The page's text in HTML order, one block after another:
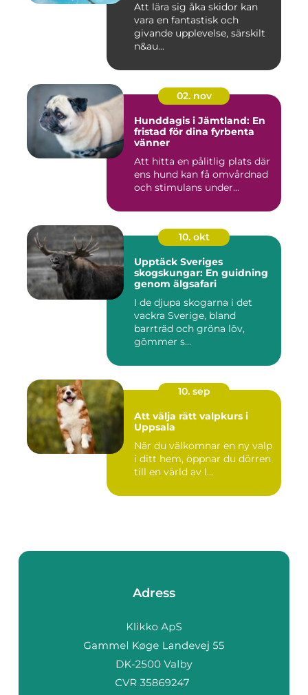
Att lära sig åka skidor kan
vara en fantastisk och
givande upplevelse, särskilt
n&au...
02. nov
Hunddagis i Jämtland: En
fristad för dina fyrbenta
vänner
Att hitta en pålitlig plats där
ens hund kan få omvårdnad
och stimulans under...
10. okt
Upptäck Sveriges
skogskungar: En guidning
genom älgsafari
I de djupa skogarna i det
vackra Sverige, bland
barrträd och gröna löv,
gömmer s...
10. sep
Att välja rätt valpkurs i
Uppsala
När du välkomnar en ny valp
i ditt hem, öppnar du dörren
till en värld av l...
Adress